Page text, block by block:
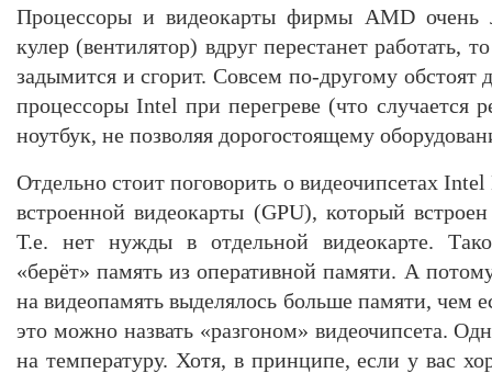
Процессоры и видеокарты фирмы AMD очень
кулер (вентилятор) вдруг перестанет работать,
задымится и сгорит. Совсем по-другому обстоят
процессоры Intel при перегреве (что случается
ноутбук, не позволяя дорогостоящему
Отдельно стоит поговорить о видеочипсетах
встроенной видеокарты (GPU), который
Т.е. нет нужды в отдельной видеокарте.
«берёт» память из оперативной памяти. А
на видеопамять выделялось больше памяти, чем
это можно назвать «разгоном» видеочипсета.
на температуру. Хотя, в принципе, если у вас